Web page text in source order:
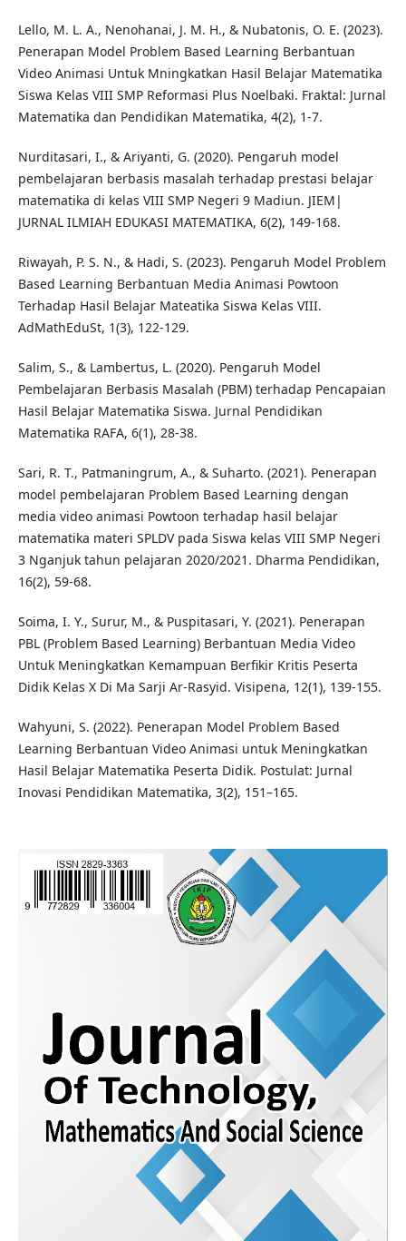
Lello, M. L. A., Nenohanai, J. M. H., & Nubatonis, O. E. (2023).
Penerapan Model Problem Based Learning Berbantuan
Video Animasi Untuk Mningkatkan Hasil Belajar Matematika
Siswa Kelas VIII SMP Reformasi Plus Noelbaki. Fraktal: Jurnal
Matematika dan Pendidikan Matematika, 4(2), 1-7.
Nurditasari, I., & Ariyanti, G. (2020). Pengaruh model
pembelajaran berbasis masalah terhadap prestasi belajar
matematika di kelas VIII SMP Negeri 9 Madiun. JIEM|
JURNAL ILMIAH EDUKASI MATEMATIKA, 6(2), 149-168.
Riwayah, P. S. N., & Hadi, S. (2023). Pengaruh Model Problem
Based Learning Berbantuan Media Animasi Powtoon
Terhadap Hasil Belajar Mateatika Siswa Kelas VIII.
AdMathEduSt, 1(3), 122-129.
Salim, S., & Lambertus, L. (2020). Pengaruh Model
Pembelajaran Berbasis Masalah (PBM) terhadap Pencapaian
Hasil Belajar Matematika Siswa. Jurnal Pendidikan
Matematika RAFA, 6(1), 28-38.
Sari, R. T., Patmaningrum, A., & Suharto. (2021). Penerapan
model pembelajaran Problem Based Learning dengan
media video animasi Powtoon terhadap hasil belajar
matematika materi SPLDV pada Siswa kelas VIII SMP Negeri
3 Nganjuk tahun pelajaran 2020/2021. Dharma Pendidikan,
16(2), 59-68.
Soima, I. Y., Surur, M., & Puspitasari, Y. (2021). Penerapan
PBL (Problem Based Learning) Berbantuan Media Video
Untuk Meningkatkan Kemampuan Berfikir Kritis Peserta
Didik Kelas X Di Ma Sarji Ar-Rasyid. Visipena, 12(1), 139-155.
Wahyuni, S. (2022). Penerapan Model Problem Based
Learning Berbantuan Video Animasi untuk Meningkatkan
Hasil Belajar Matematika Peserta Didik. Postulat: Jurnal
Inovasi Pendidikan Matematika, 3(2), 151–165.